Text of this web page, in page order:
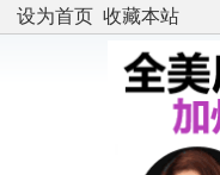
设为首页 收藏本站